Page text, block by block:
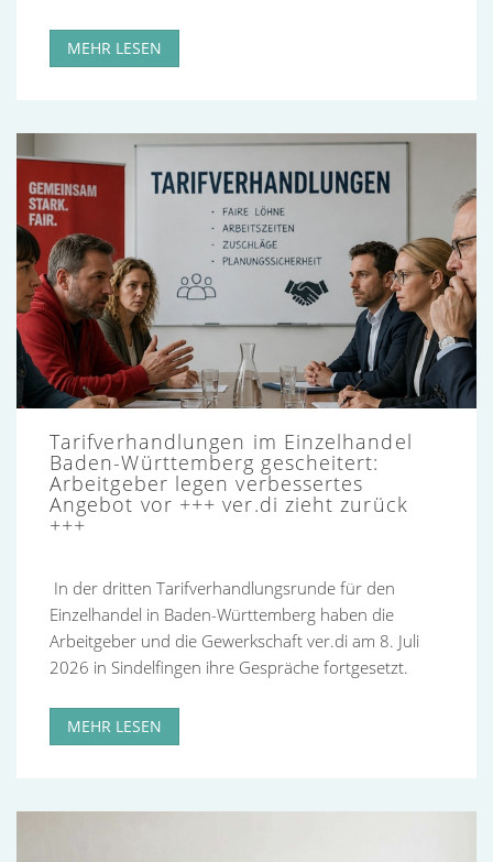
MEHR LESEN
Tarifverhandlungen im Einzelhandel
Baden-Württemberg gescheitert:
Arbeitgeber legen verbessertes
Angebot vor +++ ver.di zieht zurück
+++
In der dritten Tarifverhandlungsrunde für den
Einzelhandel in Baden-Württemberg haben die
Arbeitgeber und die Gewerkschaft ver.di am 8. Juli
2026 in Sindelfingen ihre Gespräche fortgesetzt.
MEHR LESEN